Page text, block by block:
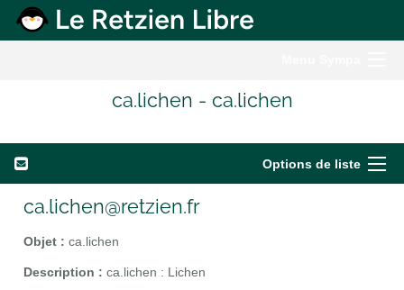
ca.lichen - ca.lichen
Options de liste
ca.lichen@retzien.fr
Objet : ca.lichen
Description : ca.lichen : Lichen